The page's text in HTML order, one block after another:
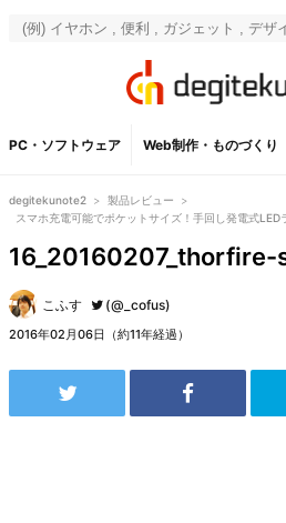
PC・ソフトウェア Web制作・ものづくり
degitekunote2 > 製品レビュー
>
スマホ充電可能でポケットサイズ！手回し発電式
こふす (@_cofus)
2016年02月06日（約11年経過）